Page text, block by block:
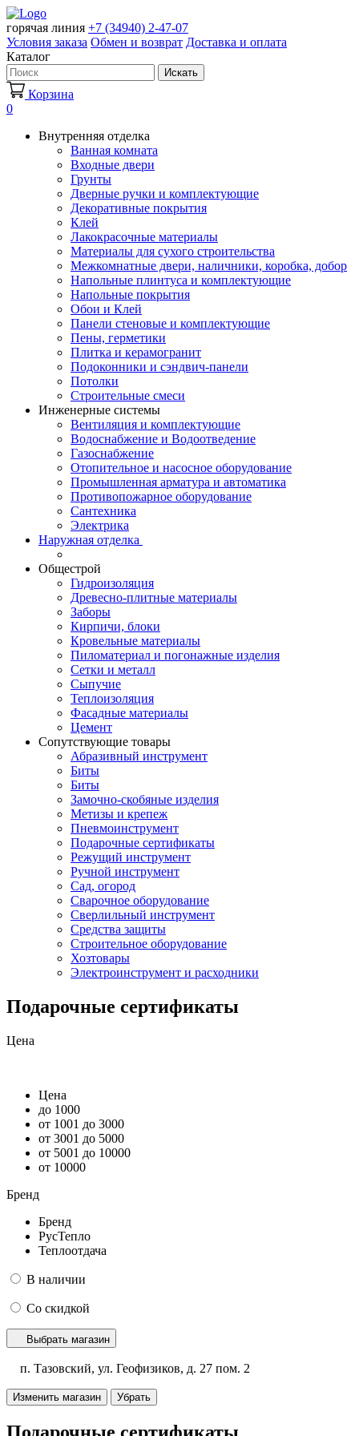
горячая линия +7 (34940) 2-47-07
Условия заказа Обмен и возврат Доставка и оплата
Каталог
Искать
Корзина
0
Внутренняя отделка
Ванная комната
Входные двери
Грунты
Дверные ручки и комплектующие
Декоративные покрытия
Клей
Лакокрасочные материалы
Материалы для сухого строительства
Межкомнатные двери, наличники, коробка, добор
Напольные плинтуса и комплектующие
Напольные покрытия
Обои и Клей
Панели стеновые и комплектующие
Пены, герметики
Плитка и керамогранит
Подоконники и сэндвич-панели
Потолки
Строительные смеси
Инженерные системы
Вентиляция и комплектующие
Водоснабжение и Водоотведение
Газоснабжение
Отопительное и насосное оборудование
Промышленная арматура и автоматика
Противопожарное оборудование
Сантехника
Электрика
Наружная отделка
Общестрой
Гидроизоляция
Древесно-плитные материалы
Заборы
Кирпичи, блоки
Кровельные материалы
Пиломатериал и погонажные изделия
Сетки и металл
Сыпучие
Теплоизоляция
Фасадные материалы
Цемент
Сопутствующие товары
Абразивный инструмент
Биты
Биты
Замочно-скобяные изделия
Метизы и крепеж
Пневмоинструмент
Подарочные сертификаты
Режущий инструмент
Ручной инструмент
Сад, огород
Сварочное оборудование
Сверлильный инструмент
Средства защиты
Строительное оборудование
Хозтовары
Электроинструмент и расходники
Подарочные сертификаты
Цена
Цена
до 1000
от 1001 до 3000
от 3001 до 5000
от 5001 до 10000
от 10000
Бренд
Бренд
РусТепло
Теплоотдача
В наличии
Со скидкой
Выбрать магазин
п. Тазовский, ул. Геофизиков, д. 27 пом. 2
Изменить магазин Убрать
Подарочные сертификаты